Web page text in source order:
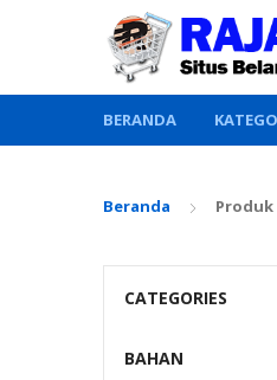
BERANDA
Beranda Produk
CATEGORIES
BAHAN